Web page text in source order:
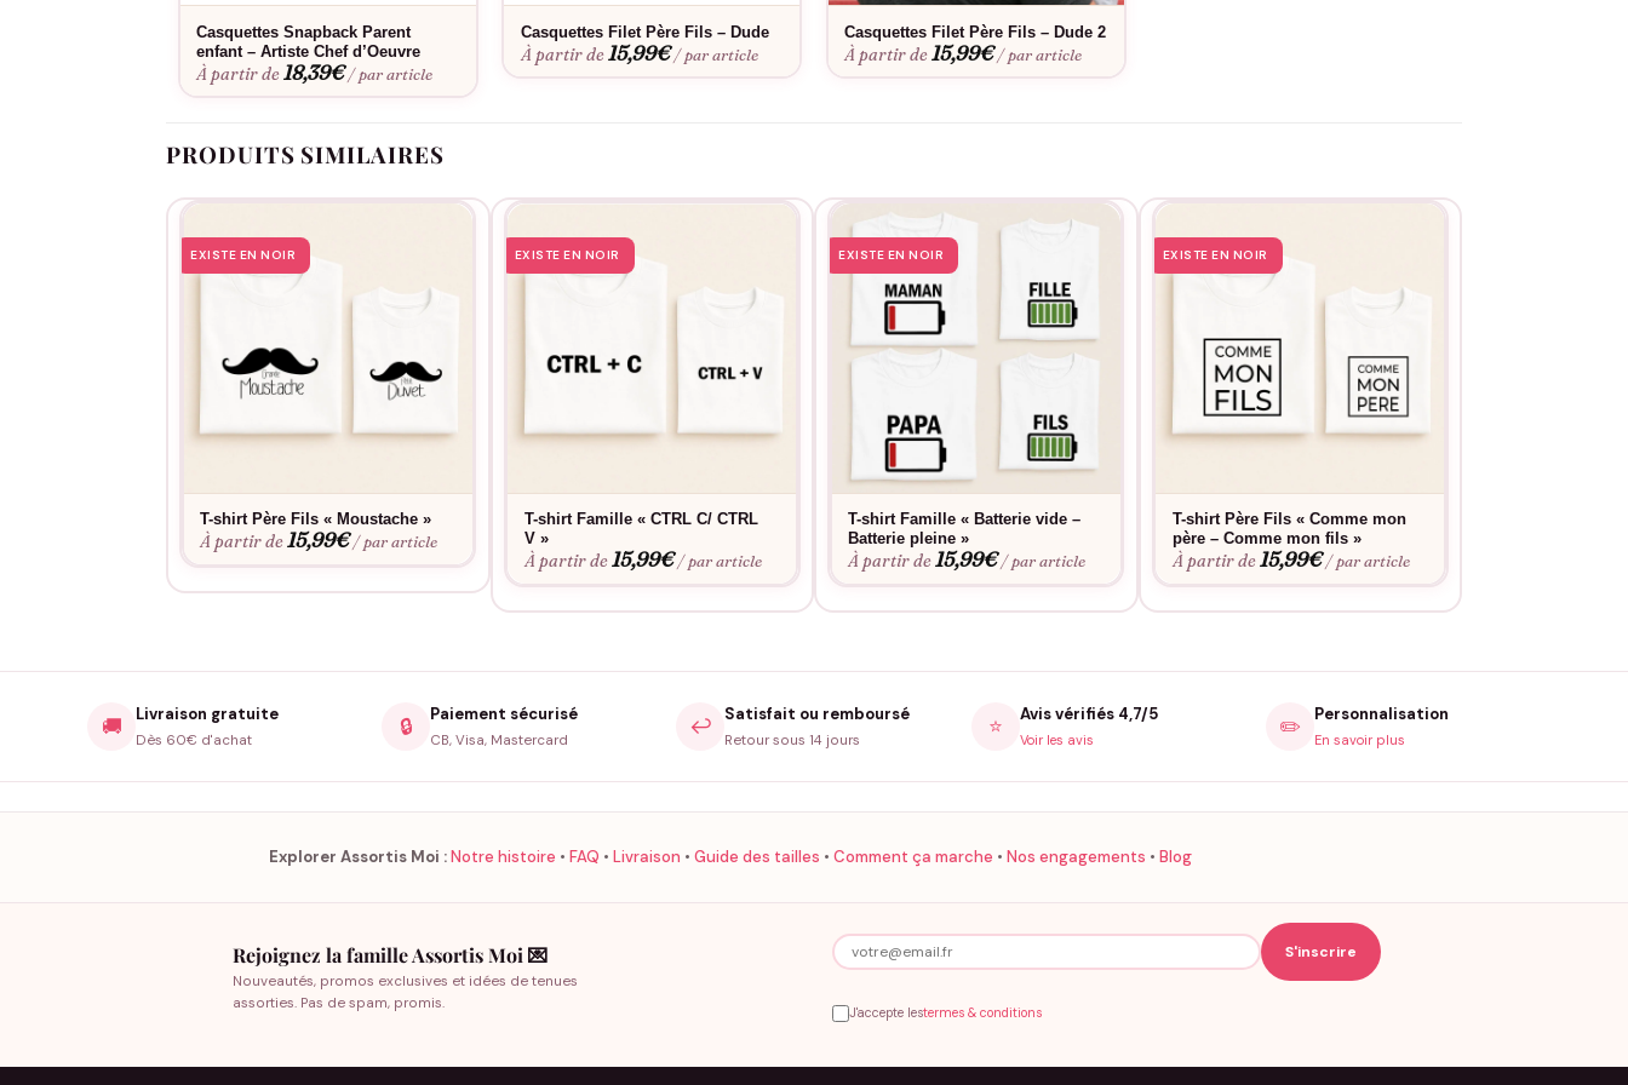
Casquettes Snapback Parent
enfant – Artiste Chef d’Oeuvre
À partir de18,39€ / par article
Casquettes Filet Père Fils – Dude
À partir de15,99€ / par article
Casquettes Filet Père Fils – Dude 2
À partir de15,99€ / par article
PRODUITS SIMILAIRES
EXISTE EN NOIR
T-shirt Père Fils « Moustache »
À partir de15,99€ / par article
EXISTE EN NOIR
T-shirt Famille « CTRL C/ CTRL
V »
À partir de15,99€ / par article
EXISTE EN NOIR
T-shirt Famille « Batterie vide –
Batterie pleine »
À partir de15,99€ / par article
EXISTE EN NOIR
T-shirt Père Fils « Comme mon
père – Comme mon fils »
À partir de15,99€ / par article
🚚 Livraison gratuite
Dès 60€ d'achat
🔒 Paiement sécurisé
CB, Visa, Mastercard
↩️ Satisfait ou remboursé
Retour sous 14 jours
⭐ Avis vérifiés 4,7/5
Voir les avis ✏️ Personnalisation
En savoir plus
Explorer Assortis Moi :Notre histoire • FAQ • Livraison • Guide des tailles • Comment ça marche • Nos engagements • Blog
Rejoignez la famille Assortis Moi 💌
Nouveautés, promos exclusives et idées de tenues
assorties. Pas de spam, promis.
J'accepte lestermes & conditions